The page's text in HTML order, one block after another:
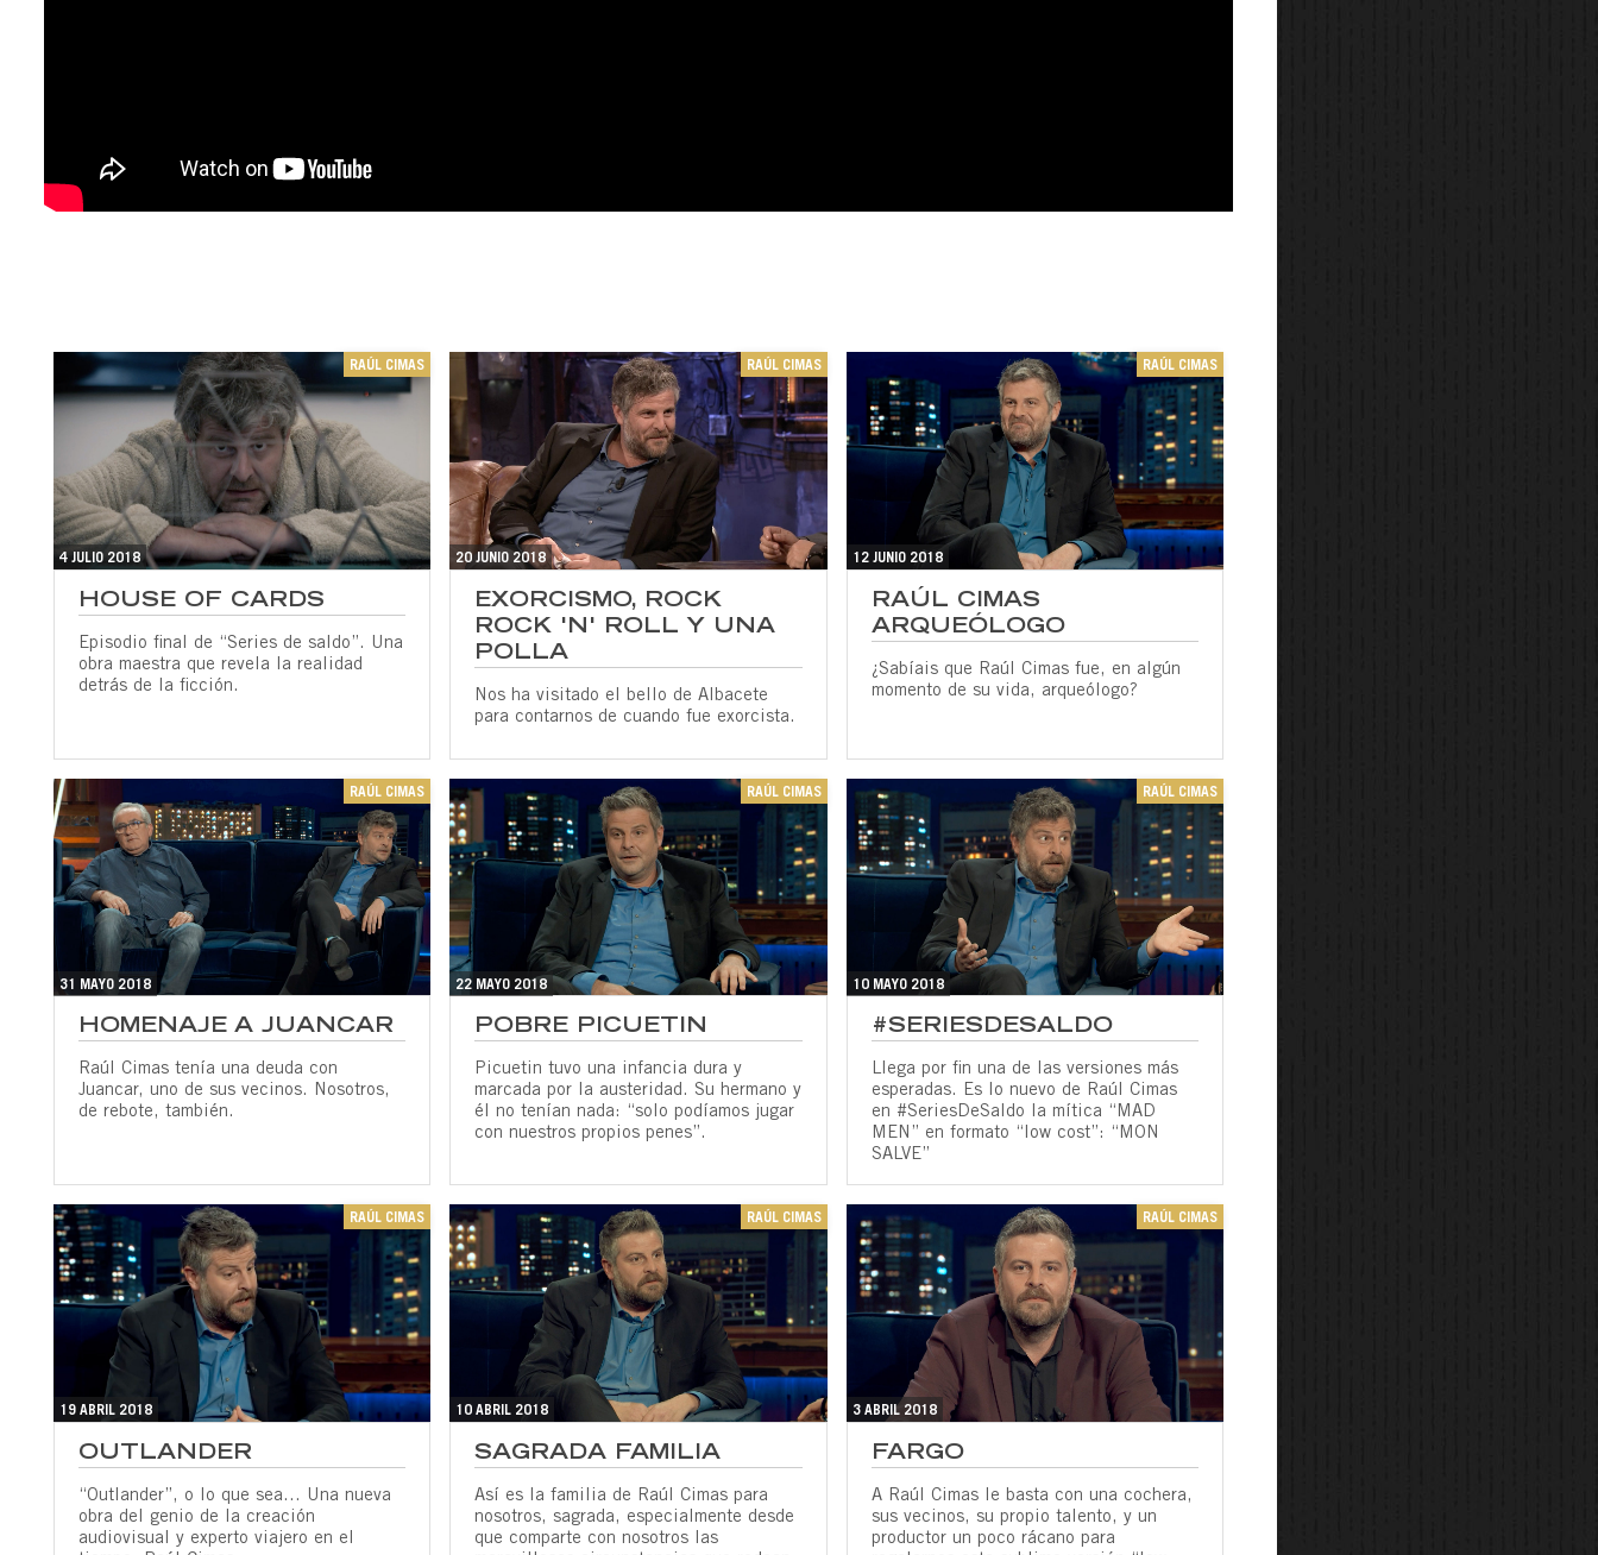
4 JULIO 2018
RAÚL CIMAS
HOUSE OF CARDS
Episodio final de “Series de saldo”. Una
obra maestra que revela la realidad
detrás de la ficción.
20 JUNIO 2018
RAÚL CIMAS
EXORCISMO, ROCK
ROCK 'N' ROLL Y UNA
POLLA
Nos ha visitado el bello de Albacete
para contarnos de cuando fue exorcista.
12 JUNIO 2018
RAÚL CIMAS
RAÚL CIMAS
ARQUEÓLOGO
¿Sabíais que Raúl Cimas fue, en algún
momento de su vida, arqueólogo?
31 MAYO 2018
RAÚL CIMAS
HOMENAJE A JUANCAR
Raúl Cimas tenía una deuda con
Juancar, uno de sus vecinos. Nosotros,
de rebote, también.
22 MAYO 2018
RAÚL CIMAS
POBRE PICUETIN
Picuetin tuvo una infancia dura y
marcada por la austeridad. Su hermano y
él no tenían nada: “solo podíamos jugar
con nuestros propios penes”.
10 MAYO 2018
RAÚL CIMAS
#SERIESDESALDO
Llega por fin una de las versiones más
esperadas. Es lo nuevo de Raúl Cimas
en #SeriesDeSaldo la mítica “MAD
MEN” en formato “low cost”: “MON
SALVE”
19 ABRIL 2018
RAÚL CIMAS
OUTLANDER
“Outlander”, o lo que sea… Una nueva
obra del genio de la creación
audiovisual y experto viajero en el
10 ABRIL 2018
RAÚL CIMAS
SAGRADA FAMILIA
Así es la familia de Raúl Cimas para
nosotros, sagrada, especialmente desde
que comparte con nosotros las
3 ABRIL 2018
RAÚL CIMAS
FARGO
A Raúl Cimas le basta con una cochera,
sus vecinos, su propio talento, y un
productor un poco rácano para